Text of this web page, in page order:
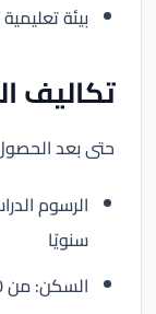
بيئة
تكاليف
حتى بعد
سنويًا
السكن: من 120 إلى 300 دولار شهريًا